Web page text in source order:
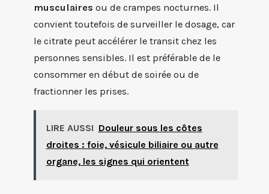
musculaires ou de crampes nocturnes. Il
convient toutefois de surveiller le dosage, car
le citrate peut accélérer le transit chez les
personnes sensibles. Il est préférable de le
consommer en début de soirée ou de
fractionner les prises.
LIRE AUSSI Douleur sous les côtes
droites : foie, vésicule biliaire ou autre
organe, les signes qui orientent